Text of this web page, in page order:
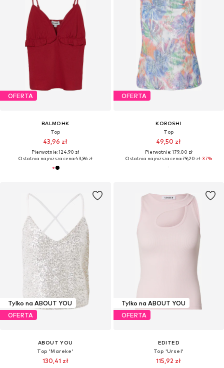
OFERTA
BALMOHK
Top
43,96 zł
Pierwotnie: 124,90 zł
Ostatnia najniższa cena:43,96 zł
OFERTA
KOROSHI
Top
49,50 zł
Pierwotnie: 179,00 zł
Ostatnia najniższa cena:79,20 zł-37%
Tylko na ABOUT YOU
OFERTA
ABOUT YOU
Top 'Mareke'
130,41 zł
Tylko na ABOUT YOU
OFERTA
EDITED
Top 'Ursel'
115,92 zł